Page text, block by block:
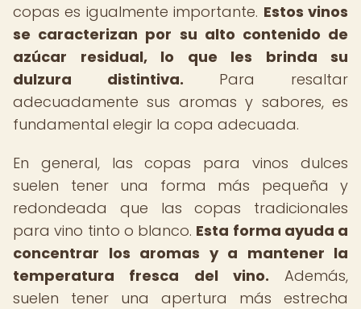
copas es igualmente importante. Estos vinos
se caracterizan por su alto contenido de
azúcar residual, lo que les brinda su
dulzura distintiva. Para resaltar
adecuadamente sus aromas y sabores, es
fundamental elegir la copa adecuada.
En general, las copas para vinos dulces
suelen tener una forma más pequeña y
redondeada que las copas tradicionales
para vino tinto o blanco. Esta forma ayuda a
concentrar los aromas y a mantener la
temperatura fresca del vino. Además,
suelen tener una apertura más estrecha